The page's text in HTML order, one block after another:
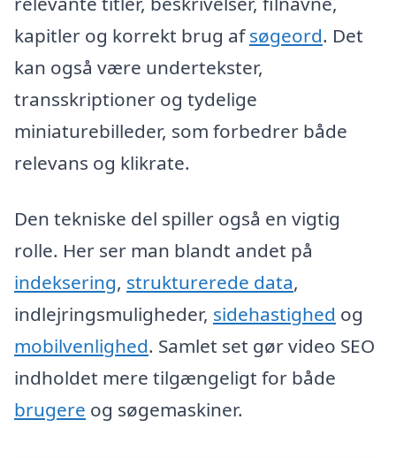
kapitler og korrekt brug afsøgeord. Det
kan også være undertekster,
transskriptioner og tydelige
miniaturebilleder, som forbedrer både
relevans og klikrate.
Den tekniske del spiller også en vigtig
rolle. Her ser man blandt andet på
indeksering, strukturerede data,
indlejringsmuligheder, sidehastighed og
mobilvenlighed. Samlet set gør video SEO
indholdet mere tilgængeligt for både
brugere og søgemaskiner.